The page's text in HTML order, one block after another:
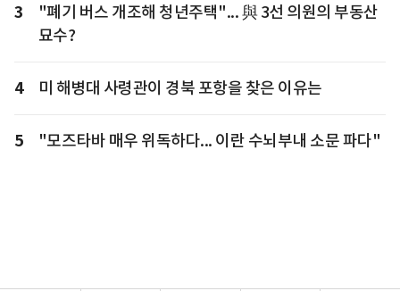
3
"폐기 버스 개조해 청년주택"... 與 3선 의원의 부동산
묘수?
4 미 해병대 사령관이 경북 포항을 찾은 이유는
5 "모즈타바 매우 위독하다... 이란 수뇌부내 소문 파다"